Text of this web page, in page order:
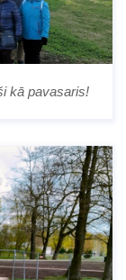
kā pavasaris!